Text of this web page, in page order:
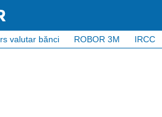
valutar bănci ROBOR 3M IRCC